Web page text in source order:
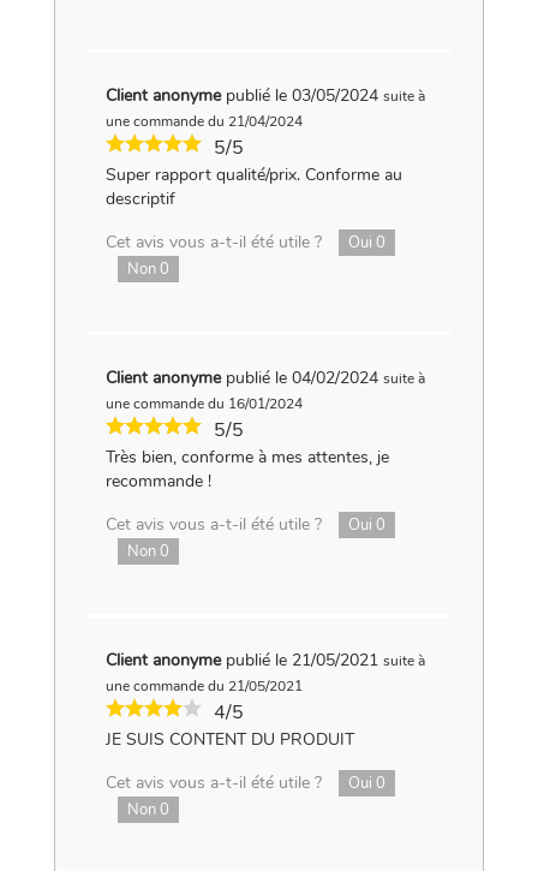
Client anonyme publié le 03/05/2024 suite à
une commande du 21/04/2024
5/5
Super rapport qualité/prix. Conforme au
descriptif
Cet avis vous a-t-il été utile ?
Oui 0
Non0
Client anonyme publié le 04/02/2024 suite à
une commande du 16/01/2024
5/5
Très bien, conforme à mes attentes, je
recommande !
Cet avis vous a-t-il été utile ?
Oui 0
Non0
Client anonyme publié le 21/05/2021 suite à
une commande du 21/05/2021
4/5
JE SUIS CONTENT DU PRODUIT
Cet avis vous a-t-il été utile ?
Oui 0
Non0